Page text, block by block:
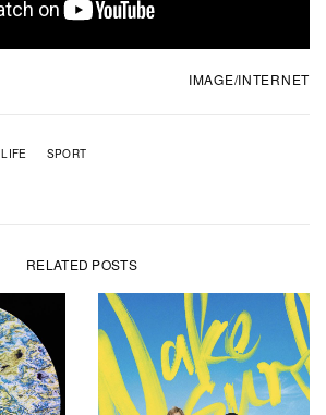
IMAGE/INTERNET
LIFE SPORT
RELATED POSTS